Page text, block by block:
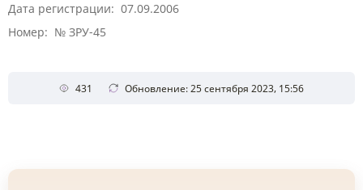
Дата регистрации: 07.09.2006
Номер: № ЗРУ-45
431 Обновление: 25 сентября 2023, 15:56